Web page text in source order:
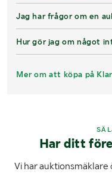
Jag har frågor om en
Hur gör jag om något
Mer om att köpa på
Har ditt
Vi har